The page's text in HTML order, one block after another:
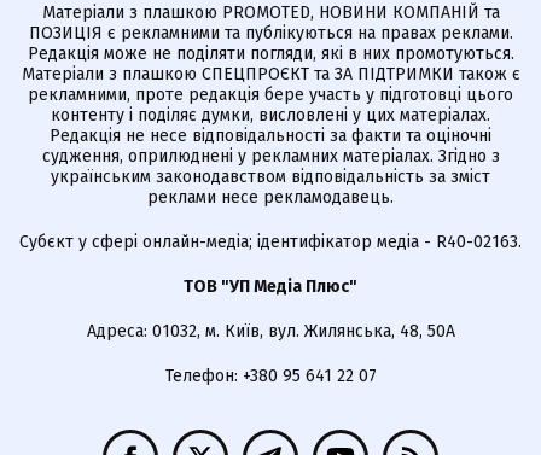
Матеріали з плашкою PROMOTED, НОВИНИ КОМПАНІЙ та
ПОЗИЦІЯ є рекламними та публікуються на правах реклами.
Редакція може не поділяти погляди, які в них промотуються.
Матеріали з плашкою СПЕЦПРОЄКТ та ЗА ПІДТРИМКИ також є
рекламними, проте редакція бере участь у підготовці цього
контенту і поділяє думки, висловлені у цих матеріалах.
Редакція не несе відповідальності за факти та оціночні
судження, оприлюднені у рекламних матеріалах. Згідно з
українським законодавством відповідальність за зміст
реклами несе рекламодавець.
Cубєкт у сфері онлайн-медіа; ідентифікатор медіа - R40-02163.
ТОВ "УП Медіа Плюс"
Адреса: 01032, м. Київ, вул. Жилянська, 48, 50А
Телефон: +380 95 641 22 07